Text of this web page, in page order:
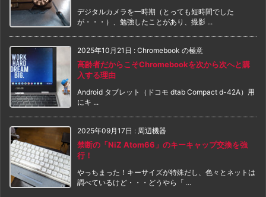
デジタルカメラを一時期（とっても短時間でした
が・・・）、勉強したことがあり、撮影 ...
2025年10月21日 : Chromebook の極意
高齢者だからこそChromebookを次から次へと購
入する理由
Android タブレット（ドコモ dtab Compact d-42A）用
にキ ...
2025年09月17日 : 周辺機器
禁断の「NiZ Atom66」のキーキャップ交換を強
行！
やっちまった！キーサイズが特殊だし、色々とネットは
調べているけど・・・どうやら「 ...